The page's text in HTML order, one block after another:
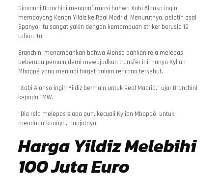
Giovanni Branchini mengonfirmasi bahwa Xabi Alonso ingin
memboyong Kenan Yildiz ke Real Madrid. Menurutnya, pelatih asal
Spanyol itu sangat yakin dengan kemampuan striker berusia 19
tahun itu.
Branchini menambahkan bahwa Alonso bahkan rela melepas
beberapa pemain demi mewujudkan transfer ini. Hanya Kylian
Mbappé yang menjadi target dalam rencana tersebut.
“Xabi Alonso ingin Yildiz bermain untuk Real Madrid,” ujar Branchini
kepada TMW.
“Dia rela melepas siapa pun, kecuali Kylian Mbappé, untuk
mendapatkannya,” lanjutnya.
Harga Yildiz Melebihi
100 Juta Euro